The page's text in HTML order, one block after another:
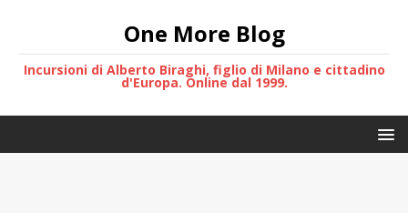
One More Blog
Incursioni di Alberto Biraghi, figlio di Milano e cittadino
d'Europa. Online dal 1999.